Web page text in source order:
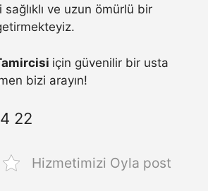
ve uzun ömürlü bir
için güvenilir bir usta
bizi arayın!
22
Hizmetimizi Oyla post